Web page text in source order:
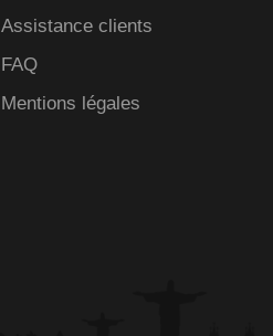
Assistance clients
FAQ
Mentions légales